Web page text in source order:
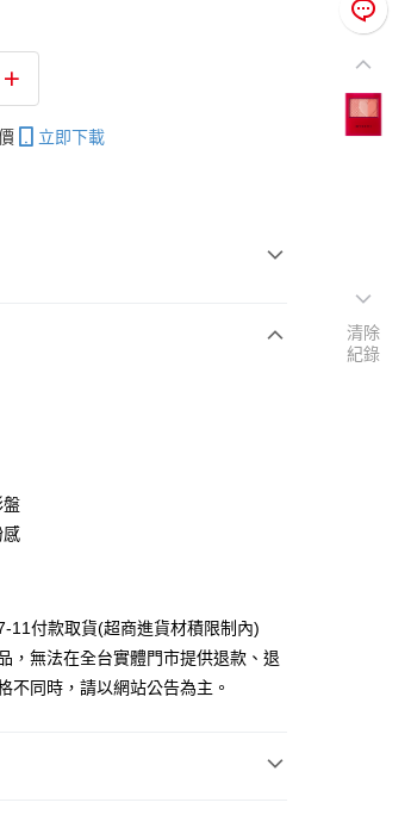
立即下載
盤
感
11付款取貨(超商進貨材積限制內)
，無法在全台實體門市提供退款、退
不同時，請以網站公告為主。
清除
紀錄